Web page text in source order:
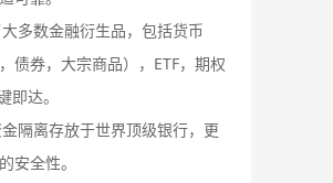
多数金融衍生品，包括货币
债券，大宗商品），ETF，期权
即达。
隔离存放于世界顶级银行，更
安全性。